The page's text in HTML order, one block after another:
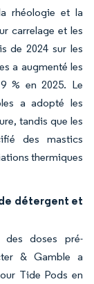
rhéologie et la
carrelage et les
de 2024 sur les
a augmenté les
% en 2025. Le
a adopté les
tandis que les
des mastics
thermiques
détergent et
des doses pré-
& Gamble a
Tide Pods en